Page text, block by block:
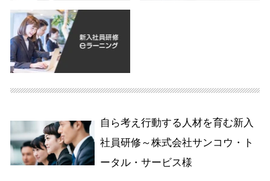
自ら考え行動する人材を育む新入
社員研修～株式会社サンコウ・ト
ータル・サービス様